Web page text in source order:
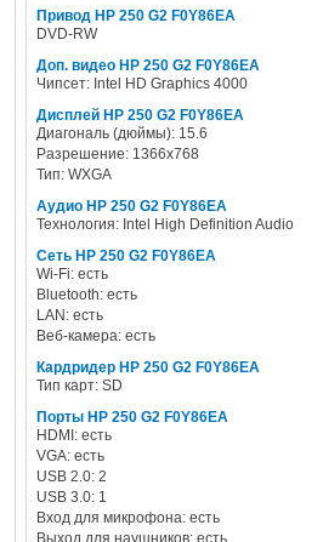
Привод HP 250 G2 F0Y86EA
DVD-RW
Доп. видео HP 250 G2 F0Y86EA
Чипсет: Intel HD Graphics 4000
Дисплей HP 250 G2 F0Y86EA
Диагональ (дюймы): 15.6
Разрешение: 1366х768
Тип: WXGA
Аудио HP 250 G2 F0Y86EA
Технология: Intel High Definition Audio
Сеть HP 250 G2 F0Y86EA
Wi-Fi: есть
Bluetooth: есть
LAN: есть
Веб-камера: есть
Кардридер HP 250 G2 F0Y86EA
Тип карт: SD
Порты HP 250 G2 F0Y86EA
HDMI: есть
VGA: есть
USB 2.0: 2
USB 3.0: 1
Вход для микрофона: есть
Выход для наушников: есть